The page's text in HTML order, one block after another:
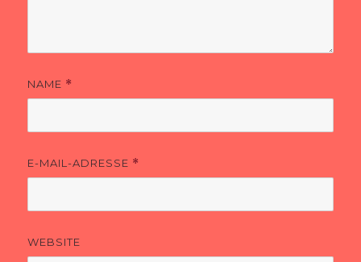
NAME *
E-MAIL-ADRESSE *
WEBSITE